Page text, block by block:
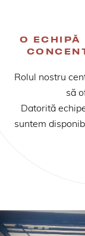
O
Rolul nostru
să
Datorită
suntem